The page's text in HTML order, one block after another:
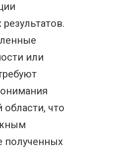
или
что
полученных